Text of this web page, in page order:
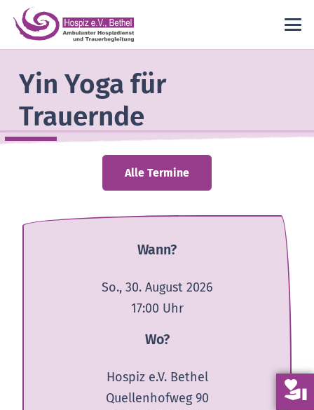
Yin Yoga für
Trauernde
Alle Termine
Wann?
So., 30. August 2026
17:00 Uhr
Wo?
Hospiz e.V. Bethel
Quellenhofweg 90
volunteer_activism